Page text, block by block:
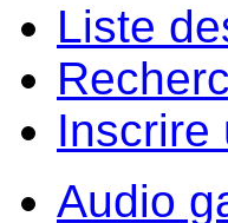
Liste
Inscrire
Audio